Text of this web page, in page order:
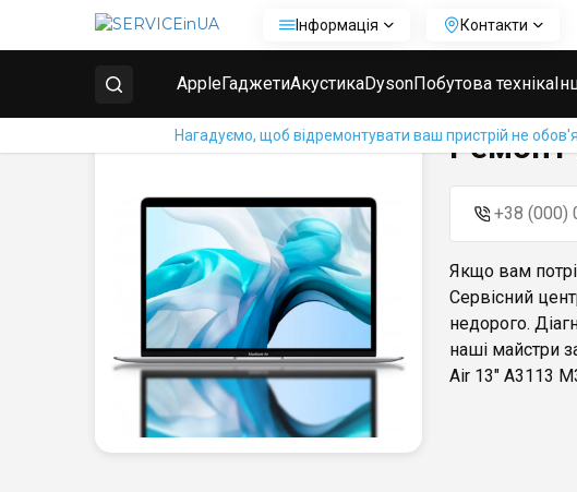
Інформація Контакти
AppleГаджетиАкустикаDysonПобутова техніка
Нагадуємо, щоб відремонтувати ваш пристрій не
Головна Ремонт Macbook Air Ремонт MacBook Air 13" А3113
Ремонт
Якщо вам
Сервісний
недорого.
наші майстри
Air 13" А3113